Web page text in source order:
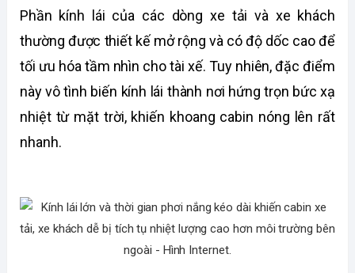
Phần kính lái của các dòng xe tải và xe khách
thường được thiết kế mở rộng và có độ dốc cao để
tối ưu hóa tầm nhìn cho tài xế. Tuy nhiên, đặc điểm
này vô tình biến kính lái thành nơi hứng trọn bức xạ
nhiệt từ mặt trời, khiến khoang cabin nóng lên rất
nhanh.